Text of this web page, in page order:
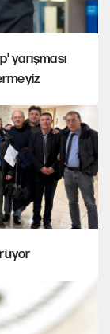
yarışması